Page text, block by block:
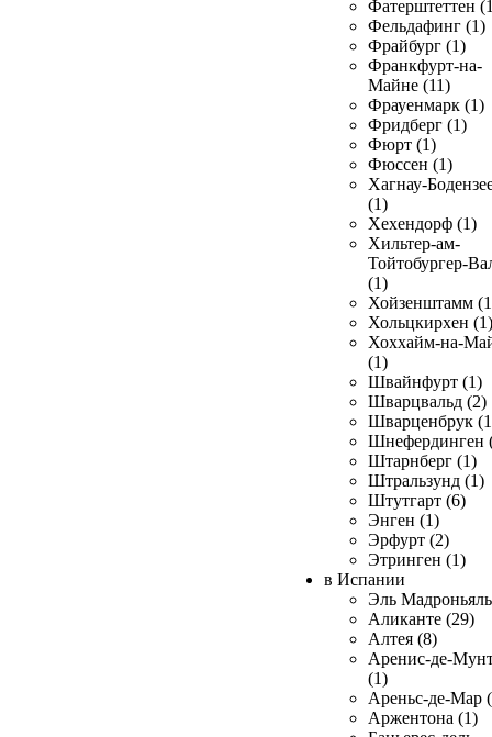
Фатерштеттен
Фельдафинг (1)
Фрайбург (1)
Франкфурт-на-
Майне (11)
Фрауенмарк (1)
Фридберг (1)
Фюрт (1)
Фюссен (1)
Хагнау-
(1)
Хехендорф (1)
Хильтер-ам-
Тойтобургер-
(1)
Хойзенштамм
Хольцкирхен (1)
Хоххайм-на-
(1)
Швайнфурт (1)
Шварцвальд (2)
Шварценбрук
Шнефердинген
Штарнберг (1)
Штральзунд (1)
Штутгарт (6)
Энген (1)
Эрфурт (2)
Этринген (1)
в Испании
Эль
Аликанте (29)
Алтея (8)
Аренис-де-
(1)
Ареньс-де-Мар
Аржентона (1)